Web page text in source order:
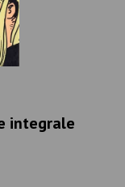
integrale